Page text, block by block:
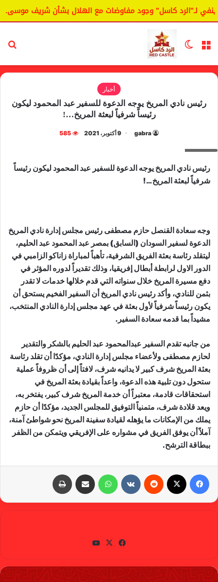
لـ"الرد كاسل" وجود مفاوضات مع الهلال بشأن شريف موسى.
القائمة الوضع المظلم
أخبار
رئيس نادي المريخ يوجه الدعوة للسفير عبد المحمود ليكون
رئيساً شرفياً لبعثة المريخ…!
gabra 9 أكتوبر، 2021 585
رئيس نادي المريخ يوجه الدعوة للسفير عبد المحمود ليكون رئيساً
شرفياً لبعثة المريخ…!
وجه سعادة القنصل حازم مصطفى رئيس مجلس إدارة نادي المريخ
الدعوة لسفير السودان (السابق) بمصر عبد المحمود عبد الحليم،
ليتقلد رئاسة بعثة الفريق الشرفية، تأهباً لمباراة زاناكو الزامبي في
الدور الاول لرابطة أبطال إفريقيا، وذلك تقديراً لدوره المؤثر في
دفع مسيرة المريخ خلال سنواته التي قدم خلالها خدمات لا تقدر
بثمن للنادي، وأكد رئيس نادي المريخ أن السفير الفخيم يستحق أن
يكون رئيساً شرفياً لأول بعثة في عهد مجلس إدارة النادي المنتخب،
مشيداً بما قدمه سعادة السفير.
من جانبه تقدم السفير عبدالمحمود عبد الحليم بالشكر والتقدير
لحازم مصطفى ولأعضاء مجلس إدارة النادي، مؤكدًا أن تقلد رئاسة
بعثة المريخ شرف كبير لا يدانيه شرف، لافتاً إلى أن ظروفاً عملية
ستحول دون تلبية هذه الدعوة، واعداً بقيادة بعثة المريخ في
استحقاقات قادمة، معتبراً أن خدمة المريخ شرف كبير، يفتخر به،
ويعد قلادة شرف، متمنياً التوفيق للمجلس الجديد، مؤكدًا أن حازم
يملك من الإمكانات ما يؤهله لقيادة سفينة المريخ نحو شواطئ آمنة،
آملاً أن يوفق الفريق في مشواره على الإفريقي ويتمكن من الظفر
ببطاقة الترشح.
واتساب
في
وك
X